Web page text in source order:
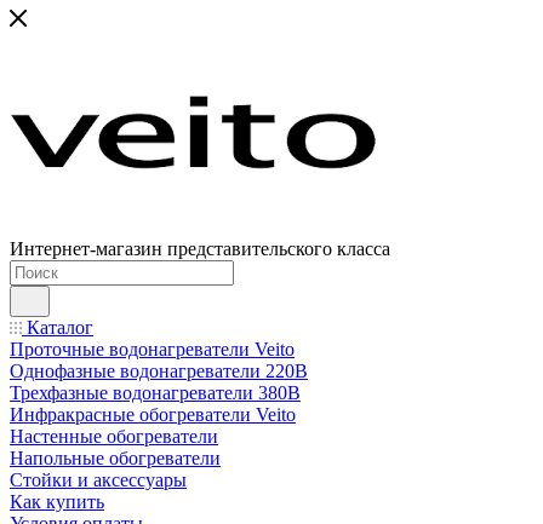
Интернет-магазин представительского класса
Каталог
Проточные водонагреватели Veito
Однофазные водонагреватели 220В
Трехфазные водонагреватели 380В
Инфракрасные обогреватели Veito
Настенные обогреватели
Напольные обогреватели
Стойки и аксессуары
Как купить